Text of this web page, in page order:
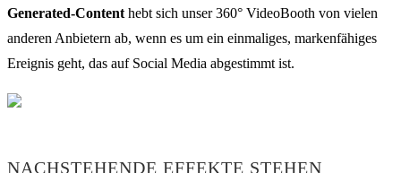
Generated-Content hebt sich unser 360° VideoBooth von vielen
anderen Anbietern ab, wenn es um ein einmaliges, markenfähiges
Ereignis geht, das auf Social Media abgestimmt ist.
NACHSTEHENDE EFFEKTE STEHEN